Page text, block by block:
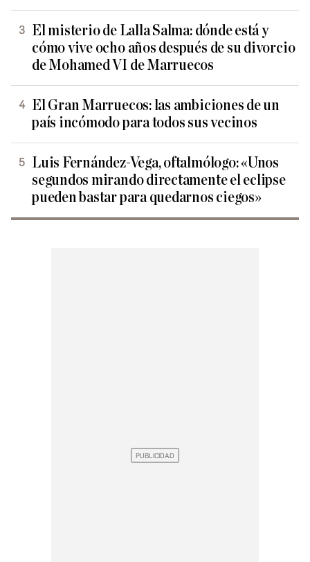
El misterio de Lalla Salma: dónde está y
cómo vive ocho años después de su divorcio
de Mohamed VI de Marruecos
El Gran Marruecos: las ambiciones de un
país incómodo para todos sus vecinos
Luis Fernández-Vega, oftalmólogo: «Unos
segundos mirando directamente el eclipse
pueden bastar para quedarnos ciegos»